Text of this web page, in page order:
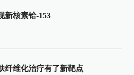
新核素铪-153
纤维化治疗有了新靶点